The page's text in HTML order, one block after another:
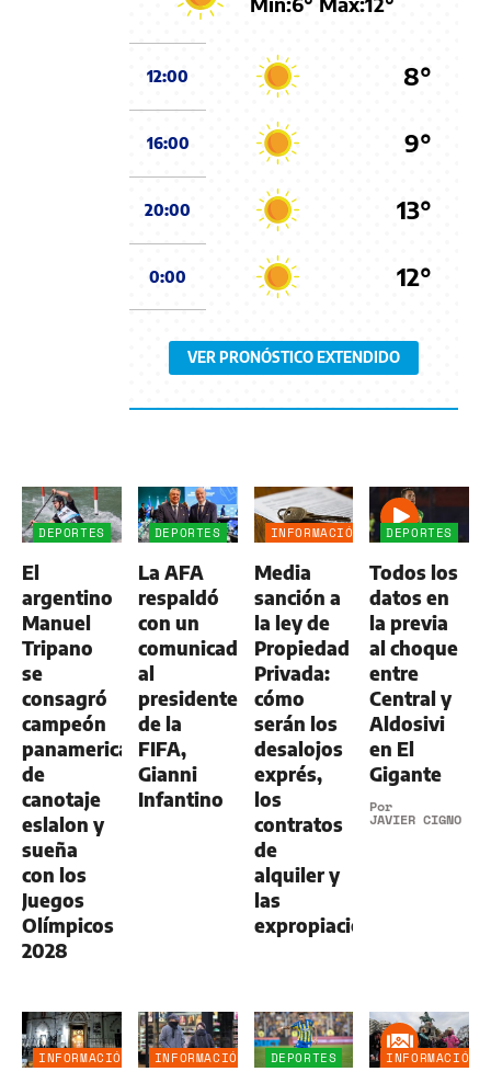
12:00 8°
16:00 9°
20:00 13°
0:00 12°
VER PRONÓSTICO EXTENDIDO
DEPORTES
El
argentino
Manuel
Tripano
se
consagró
campeón
panamericano
de
canotaje
eslalon y
sueña
con los
Juegos
Olímpicos
2028
DEPORTES
La AFA
respaldó
con un
comunicado
al
presidente
de la
FIFA,
Gianni
Infantino
INFORMACIÓN
Media
sanción a
la ley de
Propiedad
Privada:
cómo
serán los
desalojos
exprés,
los
contratos
de
alquiler y
las
expropiaciones
DEPORTES
Todos los
datos en
la previa
al choque
entre
Central y
Aldosivi
en El
Gigante
Por
JAVIER CIGNO
INFORMACIÓN
INFORMACIÓN
DEPORTES
INFORMACIÓN